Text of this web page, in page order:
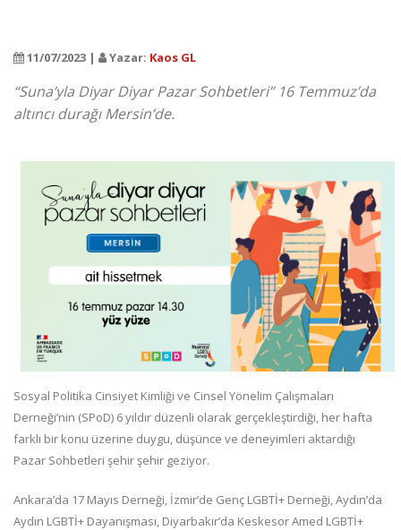
11/07/2023 | Yazar: Kaos GL
“Suna’yla Diyar Diyar Pazar Sohbetleri” 16 Temmuz’da
altıncı durağı Mersin’de.
Sosyal Politika Cinsiyet Kimliği ve Cinsel Yönelim Çalışmaları
Derneği’nin (SPoD) 6 yıldır düzenli olarak gerçekleştirdiği, her hafta
farklı bir konu üzerine duygu, düşünce ve deneyimleri aktardığı
Pazar Sohbetleri şehir şehir geziyor.
Ankara’da 17 Mayıs Derneği, İzmir’de Genç LGBTİ+ Derneği, Aydın’da
Aydın LGBTİ+ Dayanışması, Diyarbakır’da Keskesor Amed LGBTİ+